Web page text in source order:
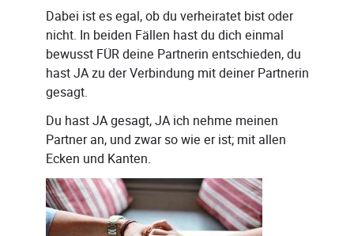
Dabei ist es egal, ob du verheiratet bist oder
nicht. In beiden Fällen hast du dich einmal
bewusst FÜR deine Partnerin entschieden, du
hast JA zu der Verbindung mit deiner Partnerin
gesagt.
Du hast JA gesagt, JA ich nehme meinen
Partner an, und zwar so wie er ist; mit allen
Ecken und Kanten.